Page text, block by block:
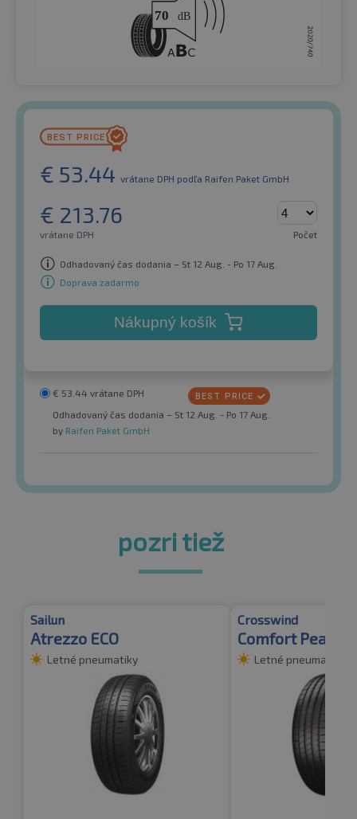
€ 53.44 vrátane DPH podľa Raifen Paket GmbH
€ 213.76
vrátane DPH Počet
Odhadovaný čas dodania – St 12 Aug. - Po 17 Aug.
Doprava zadarmo
Nákupný košík
€ 53.44 vrátane DPH
Odhadovaný čas dodania – St 12 Aug. - Po 17 Aug.
by Raifen Paket GmbH
pozri tiež
Sailun
Atrezzo ECO
Letné pneumatiky
Crosswind
Comfort Peak
Letné pneumatiky